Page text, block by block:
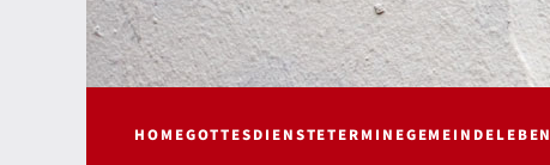
HOMEGOTTESDIENSTETERMINEGEMEINDELEBEN